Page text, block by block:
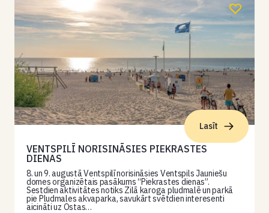
Lasīt
VENTSPILĪ NORISINĀSIES PIEKRASTES
DIENAS
8. un 9. augustā Ventspilī norisināsies Ventspils Jauniešu
domes organizētais pasākums “Piekrastes dienas”.
Sestdien aktivitātes notiks Zilā karoga pludmalē un parkā
pie Pludmales akvaparka, savukārt svētdien interesenti
aicināti uz Ostas…